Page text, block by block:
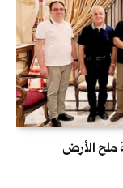
ملح الأرض